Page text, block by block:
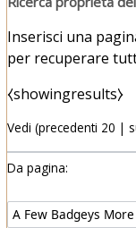
Inserisci una
per recuperare
⧼showingresults⧽
Vedi (precedenti 20 |
Da pagina: